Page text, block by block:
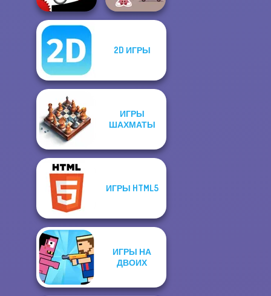
Vex X3M
Strawberry
2D ИГРЫ
ИГРЫ
ШАХМАТЫ
ИГРЫ HTML5
ИГРЫ НА
ДВОИХ